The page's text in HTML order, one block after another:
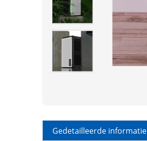
Gedetailleerde informatie